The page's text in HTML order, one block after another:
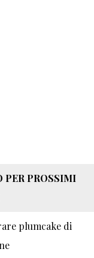
PER PROSSIMI
plumcake di